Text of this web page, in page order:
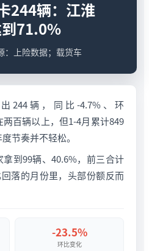
244辆：江淮
71.0%
：上险数据；载货车
244辆，同比-4.7%、环
百辆以上，但1-4月累计849
节奏并不轻松。
到99辆、40.6%，前三合计
落的月份里，头部份额反而
-23.5%
环比变化